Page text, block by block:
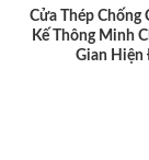
Cửa Thép Chống
Kế Thông Minh
Gian Hiện